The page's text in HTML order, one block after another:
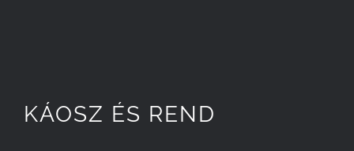
Pályázatok
KÁOSZ ÉS REND